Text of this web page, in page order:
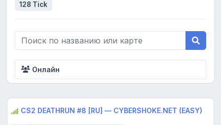
128 Tick
Онлайн
CS2 DEATHRUN #8 [RU] — CYBERSHOKE.NET (EASY)